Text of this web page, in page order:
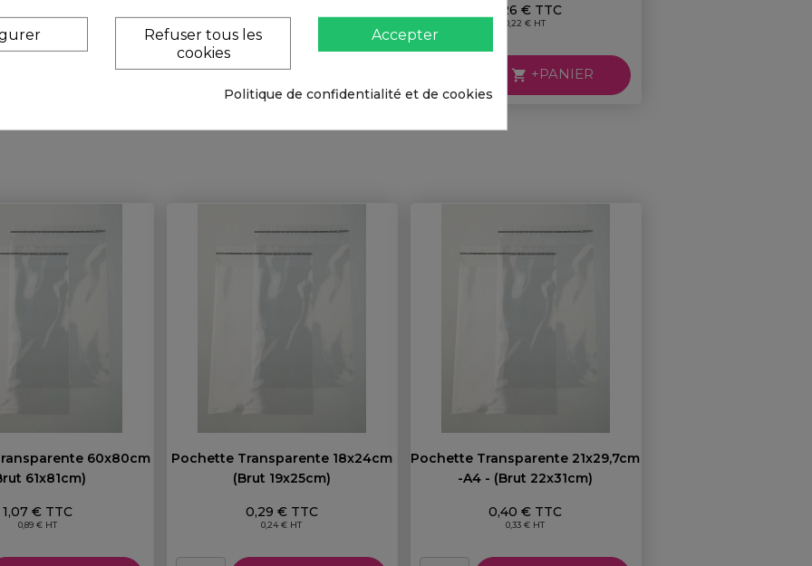
+PANIER
0,26 € TTC
0,22 € HT
 +PANIER
60x80cm
61x81cm)
1,07 € TTC
0,89 € HT
Pochette Transparente 18x24cm
(brut 19x25cm)
0,29 € TTC
0,24 € HT
Pochette Transparente 21x29,7cm
-A4 - (brut 22x31cm)
0,40 € TTC
0,33 € HT
Accepter
Refuser tous les
cookies
Politique de confidentialité et de cookies